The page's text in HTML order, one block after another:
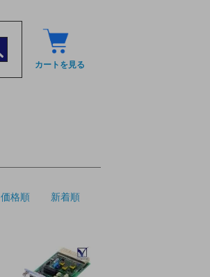
カートを見る
価格順 新着順